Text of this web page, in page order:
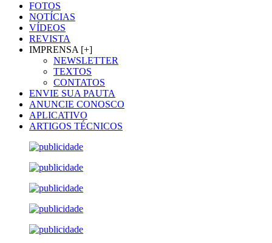
FOTOS
NOTÍCIAS
VÍDEOS
REVISTA
IMPRENSA [+]
NEWSLETTER
TEXTOS
CONTATOS
ENVIE SUA PAUTA
ANUNCIE CONOSCO
APLICATIVO
ARTIGOS TÉCNICOS